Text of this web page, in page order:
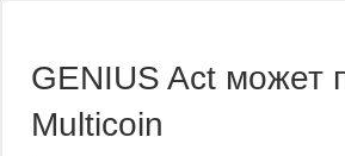
GENIUS Act может
Multicoin